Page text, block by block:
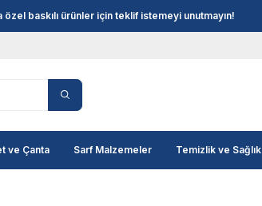
özel baskılı ürünler için teklif istemeyi unutmayın!
ve Çanta Sarf Malzemeler Temizlik ve Sağlık